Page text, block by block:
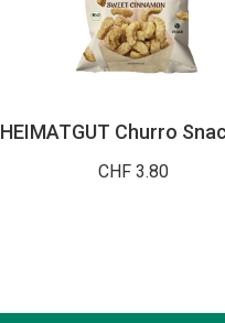
HEIMATGUT Churro
CHF 3.80